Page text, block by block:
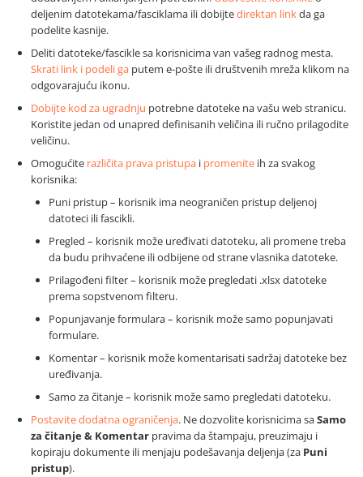
deljenim datotekama/fasciklama ili dobijtedirektan linkda ga
podelite kasnije.
Deliti datoteke/fascikle sa korisnicima van vašeg radnog mesta.
Skrati link i podeli ga putem e-pošte ili društvenih mreža klikom na
odgovarajuću ikonu.
Dobijte kod za ugradnju potrebne datoteke na vašu web stranicu.
Koristite jedan od unapred definisanih veličina ili ručno prilagodite
veličinu.
Omogućite različita prava pristupa i promenite ih za svakog
korisnika:
Puni pristup – korisnik ima neograničen pristup deljenoj
datoteci ili fascikli.
Pregled – korisnik može uređivati datoteku, ali promene treba
da budu prihvaćene ili odbijene od strane vlasnika datoteke.
Prilagođeni filter – korisnik može pregledati .xlsx datoteke
prema sopstvenom filteru.
Popunjavanje formulara – korisnik može samo popunjavati
formulare.
Komentar – korisnik može komentarisati sadržaj datoteke bez
uređivanja.
Samo za čitanje – korisnik može samo pregledati datoteku.
Postavite dodatna ograničenja. Ne dozvolite korisnicima saSamo
za čitanje & Komentar pravima da štampaju, preuzimaju i
kopiraju dokumente ili menjaju podešavanja deljenja (za Puni
pristup).